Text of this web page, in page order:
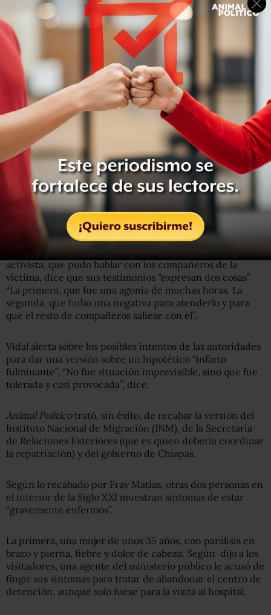
En una ocasión llegó un médico y al parecer sin realizar
análisis previos ni una entrevista, le
inyectó una sustancia en el brazo sin explicarle su
contenido. Los testimonios refieren de forma
unánime que los guardias ‘lo dejaron agonizar hasta morir
durante toda la noche, por los gritos que
escuchamos durante casi toda la noche'”, refirieron las
organizaciones, además de exigir el “desmantelamiento”
de los centros de detención migratoria en México, y que
se adopten políticas públicas que no repriman a los
migrantes.
“Fue una agonía de muchas horas”
Enrique Vidal Olascoaga, coordinador de procesos en el
Centro de Derechos Humanos Fray Matías, visitó la
estación migratoria después del fallecimiento. Su
organización es una de las que firma el comunicado. El
activista, que pudo hablar con los compañeros de la
víctima, dice que sus testimonios “expresan dos cosas”.
“La primera, que fue una agonía de muchas horas. La
segunda, que hubo una negativa para atenderlo y para
que el resto de compañeros saliese con él”.
Vidal alerta sobre los posibles intentos de las autoridades
para dar una versión sobre un hipotético “infarto
fulminante”. “No fue situación imprevisible, sino que fue
tolerada y casi provocada”, dice.
Animal Políticotrató, sin éxito, de recabar la versión del
Instituto Nacional de Migración (INM), de la Secretaría
de Relaciones Exteriores (que es quien debería coordinar
la repatriación) y del gobierno de Chiapas.
Según lo recabado por Fray Matías, otras dos personas en
el interior de la Siglo XXI muestran síntomas de estar
“gravemente enfermos”.
La primera, una mujer de unos 35 años, con parálisis en
brazo y pierna, fiebre y dolor de cabeza. Según dijo a los
visitadores, una agente del ministerio público le acusó de
fingir sus síntomas para tratar de abandonar el centro de
detención, aunque solo fuese para la visita al hospital.